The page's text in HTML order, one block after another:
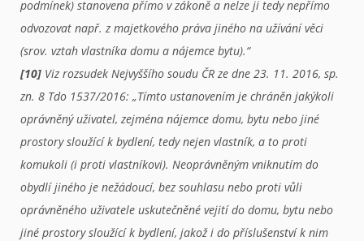
podmínek) stanovena přímo v zákoně a nelze ji tedy nepřímo
odvozovat např. z majetkového práva jiného na užívání věci
(srov. vztah vlastníka domu a nájemce bytu).“
[10] Viz rozsudek Nejvyššího soudu ČR ze dne 23. 11. 2016, sp.
zn. 8 Tdo 1537/2016: „Tímto ustanovením je chráněn jakýkoli
oprávněný uživatel, zejména nájemce domu, bytu nebo jiné
prostory sloužící k bydlení, tedy nejen vlastník, a to proti
komukoli (i proti vlastníkovi). Neoprávněným vniknutím do
obydlí jiného je nežádoucí, bez souhlasu nebo proti vůli
oprávněného uživatele uskutečněné vejití do domu, bytu nebo
jiné prostory sloužící k bydlení, jakož i do příslušenství k nim